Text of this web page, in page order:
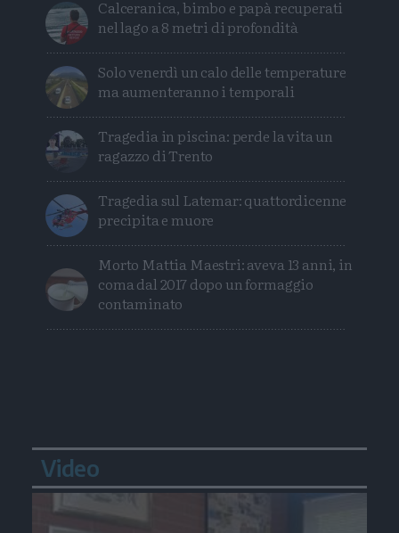
Calceranica, bimbo e papà recuperati
nel lago a 8 metri di profondità
Solo venerdì un calo delle temperature
ma aumenteranno i temporali
Tragedia in piscina: perde la vita un
ragazzo di Trento
Tragedia sul Latemar: quattordicenne
precipita e muore
Morto Mattia Maestri: aveva 13 anni, in
coma dal 2017 dopo un formaggio
contaminato
Video